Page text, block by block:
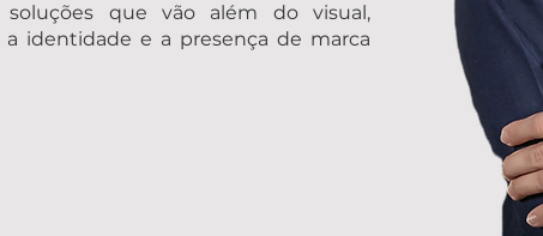
que vão além do visual,
identidade e a presença de marca